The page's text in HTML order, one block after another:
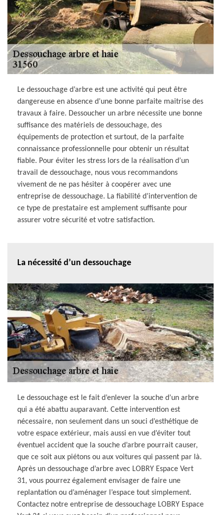
Le dessouchage d’arbre est une activité qui peut être
dangereuse en absence d’une bonne parfaite maitrise des
travaux à faire. Dessoucher un arbre nécessite une bonne
suffisance des matériels de dessouchage, des
équipements de protection et surtout, de la parfaite
connaissance professionnelle pour obtenir un résultat
fiable. Pour éviter les stress lors de la réalisation d’un
travail de dessouchage, nous vous recommandons
vivement de ne pas hésiter à coopérer avec une
entreprise de dessouchage. La fiabilité d’intervention de
ce type de prestataire est amplement suffisante pour
assurer votre sécurité et votre satisfaction.
La nécessité d’un dessouchage
Le dessouchage est le fait d’enlever la souche d’un arbre
qui a été abattu auparavant. Cette intervention est
nécessaire, non seulement dans un souci d’esthétique de
votre espace extérieur, mais aussi en vue d’éviter tout
éventuel accident que la souche d’arbre pourrait causer,
que ce soit aux piétons ou aux voitures qui passent par là.
Après un dessouchage d’arbre avec LOBRY Espace Vert
31, vous pourrez également envisager de faire une
replantation ou d’aménager l’espace tout simplement.
Contactez notre entreprise de dessouchage LOBRY Espace